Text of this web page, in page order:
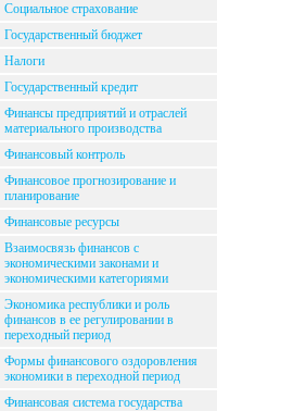
Социальное страхование
Государственный бюджет
Налоги
Государственный кредит
Финансы предприятий и отраслей
материального производства
Финансовый контроль
Финансовое прогнозирование и
планирование
Финансовые ресурсы
Взаимосвязь финансов с
экономическими законами и
экономическими категориями
Экономика республики и роль
финансов в ее регулировании в
переходный период
Формы финансового оздоровления
экономики в переходной период
Финансовая система государства